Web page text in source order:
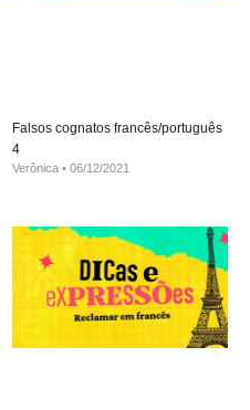
Falsos cognatos francês/português
4
Verônica 06/12/2021